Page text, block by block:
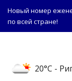
Новый номер
по всей стране!
20°C -